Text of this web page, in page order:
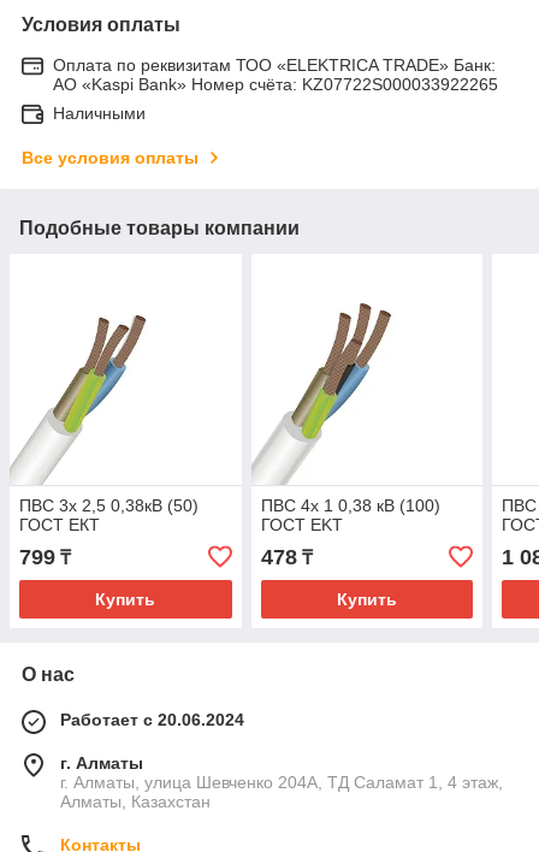
Условия оплаты
Оплата по реквизитам ТОО «ELEKTRICA TRADE» Банк:
АО «Kaspi Bank» Номер счёта: KZ07722S000033922265
Наличными
Все условия оплаты
Подобные товары компании
ПВС 3х 2,5 0,38кВ (50)
ГОСТ ЕКТ
799 ₸
Купить
ПВС 4x 1 0,38 кВ (100)
ГОСТ EKT
478₸
Купить
ПВС
1
О нас
Работает с 20.06.2024
г. Алматы
г. Алматы, улица Шевченко 204А, ТД Саламат 1, 4 этаж,
Алматы, Казахстан
Контакты